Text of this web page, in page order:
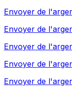
Envoyer de
Envoyer de
Envoyer de
Envoyer de
Envoyer de